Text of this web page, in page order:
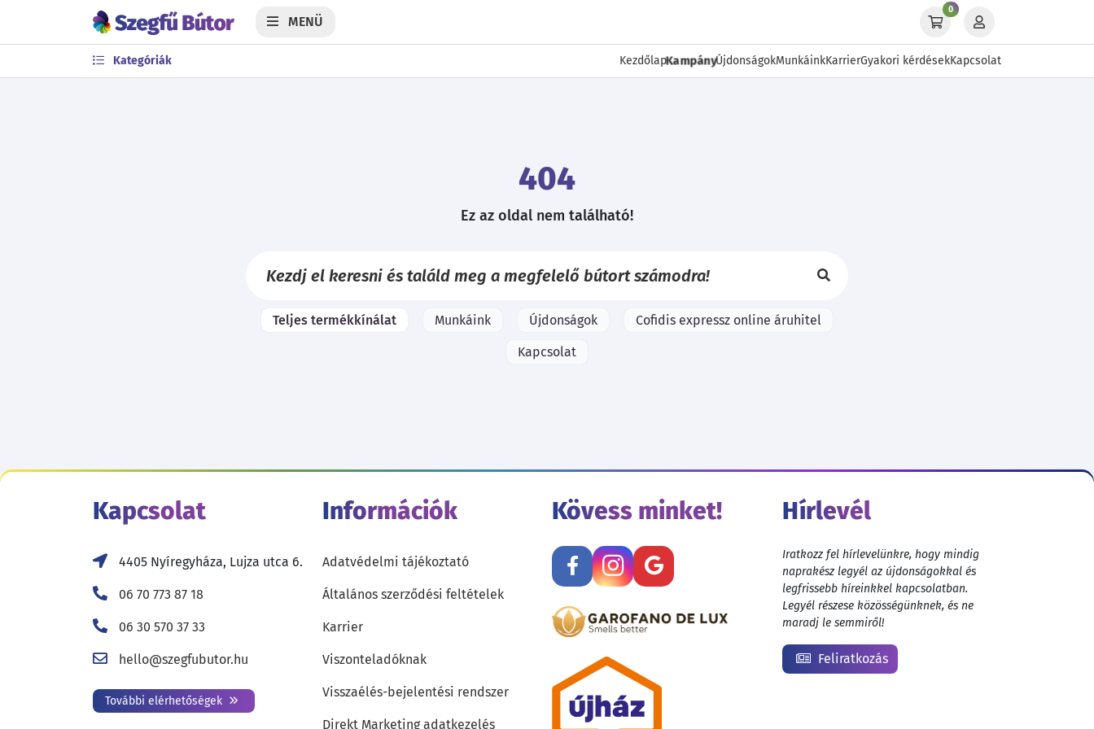
MENÜ
0
Kategóriák KezdőlapKampányÚjdonságokMunkáinkKarrierGyakori kérdésekKapcsolat
404
Ez az oldal nem található!
Teljes termékkínálat Munkáink Újdonságok Cofidis expressz online áruhitel
Kapcsolat
Kapcsolat
4405 Nyíregyháza, Lujza utca 6.
06 70 773 87 18
06 30 570 37 33
hello@szegfubutor.hu
További elérhetőségek
Információk
Adatvédelmi tájékoztató
Általános szerződési feltételek
Karrier
Viszonteladóknak
Visszaélés-bejelentési rendszer
Direkt Marketing adatkezelés
Kövess minket! Hírlevél
Iratkozz fel hírlevelünkre, hogy mindig
naprakész legyél az újdonságokkal és
legfrissebb híreinkkel kapcsolatban.
Legyél részese közösségünknek, és ne
maradj le semmiről!
Feliratkozás